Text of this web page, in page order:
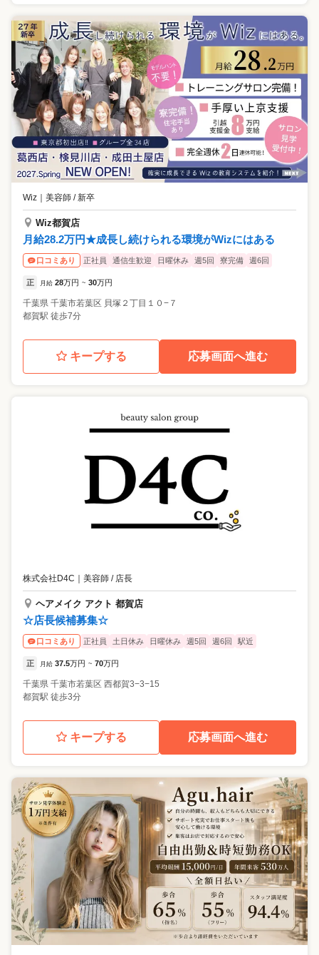
Wiz 美容師 / 新卒
Wiz都賀店
月給28.2万円★成長し続けられる環境がWizにはある
口コミあり 正社員 通信生歓迎 日曜休み 週5回 寮完備 週6回
正 月給 28万円 ~ 30万円
千葉県 千葉市若葉区 貝塚２丁目１０−７
都賀駅 徒歩7分
キープする 応募画面へ進む
株式会社D4C 美容師 / 店長
ヘアメイク アクト 都賀店
☆店長候補募集☆
口コミあり 正社員 土日休み 日曜休み 週5回 週6回 駅近
正 月給 37.5万円 ~ 70万円
千葉県 千葉市若葉区 西都賀3−3−15
都賀駅 徒歩3分
キープする 応募画面へ進む